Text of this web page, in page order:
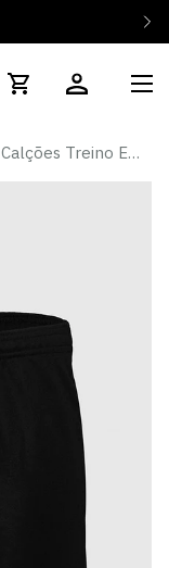
Calções Treino Emblema Monocromático